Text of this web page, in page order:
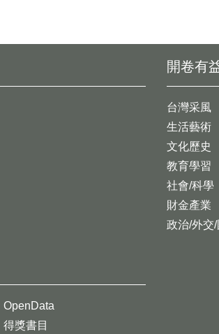
開卷有
台灣采風
生活藝術
文化歷史
教育學習
社會/科學
財金產業
政治/外交
OpenData
得獎書目